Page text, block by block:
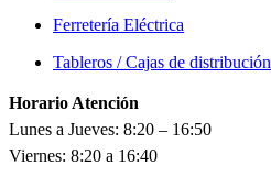
Ferretería Eléctrica
Tableros / Cajas de distribución
Horario Atención
Lunes a Jueves: 8:20 – 16:50
Viernes: 8:20 a 16:40